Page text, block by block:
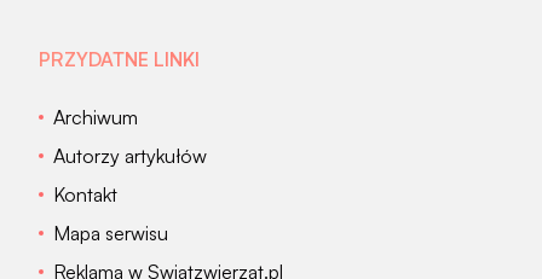
PRZYDATNE LINKI
Archiwum
Autorzy artykułów
Kontakt
Mapa serwisu
Reklama w Swiatzwierzat.pl